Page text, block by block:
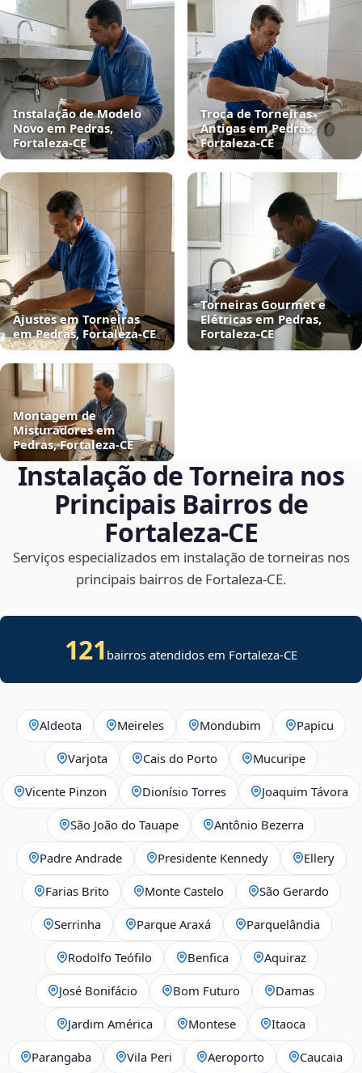
Instalação de Modelo
Novo em Pedras,
Fortaleza‑CE
Troca de Torneiras
Antigas em Pedras,
Fortaleza‑CE
Ajustes em Torneiras
em Pedras, Fortaleza‑CE
Torneiras Gourmet e
Elétricas em Pedras,
Fortaleza‑CE
Montagem de
Misturadores em
Pedras, Fortaleza‑CE
Instalação de Torneira nos
Principais Bairros de
Fortaleza‑CE
Serviços especializados em instalação de torneiras nos
principais bairros de Fortaleza‑CE.
121 bairros atendidos em Fortaleza-CE
Aldeota Meireles Mondubim Papicu
Varjota Cais do Porto Mucuripe
Vicente Pinzon Dionísio Torres Joaquim Távora
São João do Tauape Antônio Bezerra
Padre Andrade Presidente Kennedy Ellery
Farias Brito Monte Castelo São Gerardo
Serrinha Parque Araxá Parquelândia
Rodolfo Teófilo Benfica Aquiraz
José Bonifácio Bom Futuro Damas
Jardim América Montese Itaoca
Parangaba Vila Peri Aeroporto Caucaia